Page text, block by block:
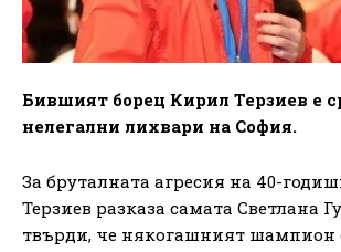
Бившият борец Кирил Терзиев е
нелегални лихвари на София.
За бруталната агресия на 40-
Терзиев разказа самата Светлана
твърди, че някогашният шампион